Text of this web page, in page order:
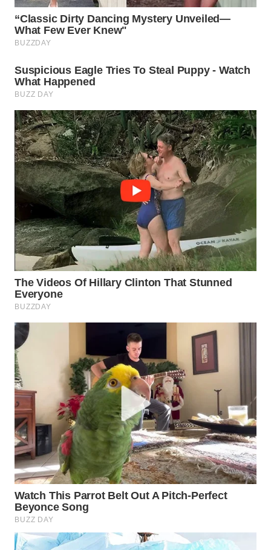
WN
SEMARANG
WN
SOLO
WN
BOROBUDUR
WN
MADURA
WN
SURABAYA
WN
NATUNA
WN
BINTAN
LIKUPANG
WN
LABUANBAJO
WN
BORNEO
Wahana
Media
Group